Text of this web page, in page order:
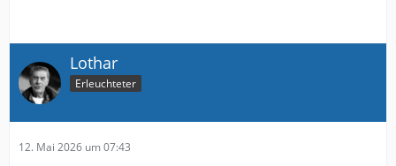
Lothar
Erleuchteter
12. Mai 2026 um 07:43